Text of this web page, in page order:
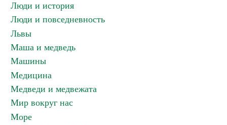
Люди и история
Люди и повседневность
Львы
Маша и медведь
Машины
Медицина
Медведи и медвежата
Мир вокруг нас
Море